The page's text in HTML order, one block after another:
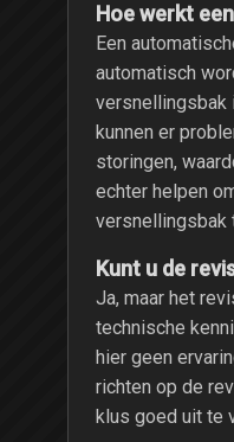
Hoe werkt
Een
automatisch
versnellingsbak
kunnen er
storingen,
echter helpen
versnellingsbak
Kunt u de
Ja, maar het
technische
hier geen
richten op de
klus goed uit te